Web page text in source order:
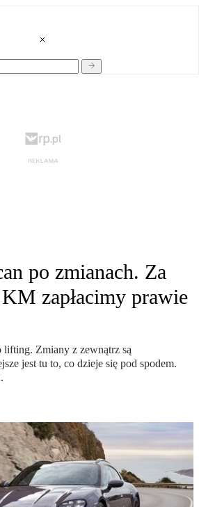
po zmianach. Za
zapłacimy prawie
lifting. Zmiany z zewnątrz są
jest tu to, co dzieje się pod spodem.